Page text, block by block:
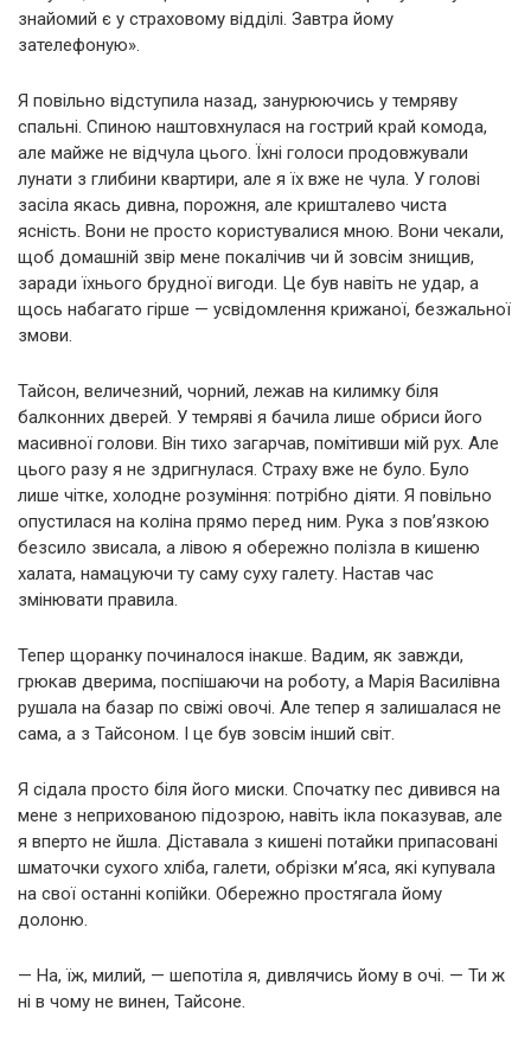
знайомий є у страховому відділі. Завтра йому
зателефоную».
Я повільно відступила назад, занурюючись у темряву
спальні. Спиною наштовхнулася на гострий край комода,
але майже не відчула цього. Їхні голоси продовжували
лунати з глибини квартири, але я їх вже не чула. У голові
засіла якась дивна, порожня, але кришталево чиста
ясність. Вони не просто користувалися мною. Вони чекали,
щоб домашній звір мене покалічив чи й зовсім знищив,
заради їхнього брудної вигоди. Це був навіть не удар, а
щось набагато гірше — усвідомлення крижаної, безжальної
змови.
Тайсон, величезний, чорний, лежав на килимку біля
балконних дверей. У темряві я бачила лише обриси його
масивної голови. Він тихо загарчав, помітивши мій рух. Але
цього разу я не здригнулася. Страху вже не було. Було
лише чітке, холодне розуміння: потрібно діяти. Я повільно
опустилася на коліна прямо перед ним. Рука з пов’язкою
безсило звисала, а лівою я обережно полізла в кишеню
халата, намацуючи ту саму суху галету. Настав час
змінювати правила.
Тепер щоранку починалося інакше. Вадим, як завжди,
грюкав дверима, поспішаючи на роботу, а Марія Василівна
рушала на базар по свіжі овочі. Але тепер я залишалася не
сама, а з Тайсоном. І це був зовсім інший світ.
Я сідала просто біля його миски. Спочатку пес дивився на
мене з неприхованою підозрою, навіть ікла показував, але
я вперто не йшла. Діставала з кишені потайки припасовані
шматочки сухого хліба, галети, обрізки м’яса, які купувала
на свої останні копійки. Обережно простягала йому
долоню.
— На, їж, милий, — шепотіла я, дивлячись йому в очі. — Ти ж
ні в чому не винен, Тайсоне.